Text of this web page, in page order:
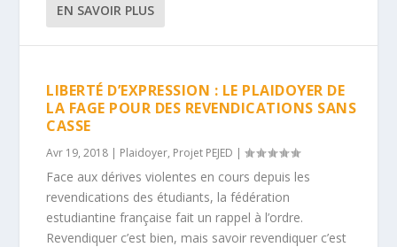
EN SAVOIR PLUS
LIBERTÉ D’EXPRESSION : LE PLAIDOYER DE
LA FAGE POUR DES REVENDICATIONS SANS
CASSE
Avr 19, 2018 | Plaidoyer, Projet PEJED |
Face aux dérives violentes en cours depuis les
revendications des étudiants, la fédération
estudiantine française fait un rappel à l’ordre.
Revendiquer c’est bien, mais savoir revendiquer c’est